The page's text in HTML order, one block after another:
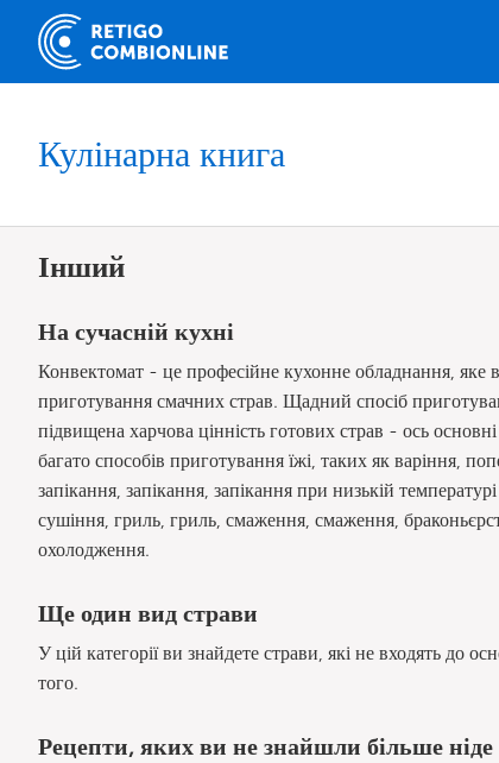
Кулінарна книга
Інший
На сучасній кухні
Конвектомат - це професійне кухонне обладнання, яке
приготування смачних страв. Щадний спосіб
підвищена харчова цінність готових страв - ось
багато способів приготування їжі, таких як варіння,
запікання, запікання, запікання при низькій
сушіння, гриль, гриль, смаження, смаження,
охолодження.
Ще один вид страви
У цій категорії ви знайдете страви, які не входять до
того.
Рецепти, яких ви не знайшли більше ніде